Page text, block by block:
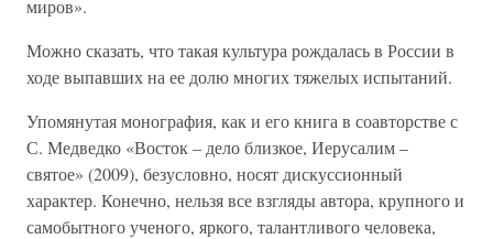
миров».
Можно сказать, что такая культура рождалась в России в
ходе выпавших на ее долю многих тяжелых испытаний.
Упомянутая монография, как и его книга в соавторстве с
С. Медведко «Восток – дело близкое, Иерусалим –
святое» (2009), безусловно, носят дискуссионный
характер. Конечно, нельзя все взгляды автора, крупного и
самобытного ученого, яркого, талантливого человека,